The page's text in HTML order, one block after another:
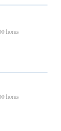
horas
horas